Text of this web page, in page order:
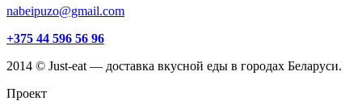
nabeipuzo@gmail.com
+375 44 596 56 96
2014 © Just-eat — доставка вкусной еды в городах Беларуси.
Проект